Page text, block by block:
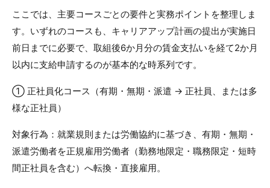
ここでは、主要コースごとの要件と実務ポイントを整理しま
す。いずれのコースも、キャリアアップ計画の提出が実施日
前日までに必要で、取組後6か月分の賃金支払いを経て2か月
以内に支給申請するのが基本的な時系列です。
① 正社員化コース（有期・無期・派遣 → 正社員、または多
様な正社員）
対象行為：就業規則または労働協約に基づき、有期・無期・
派遣労働者を正規雇用労働者（勤務地限定・職務限定・短時
間正社員を含む）へ転換・直接雇用。